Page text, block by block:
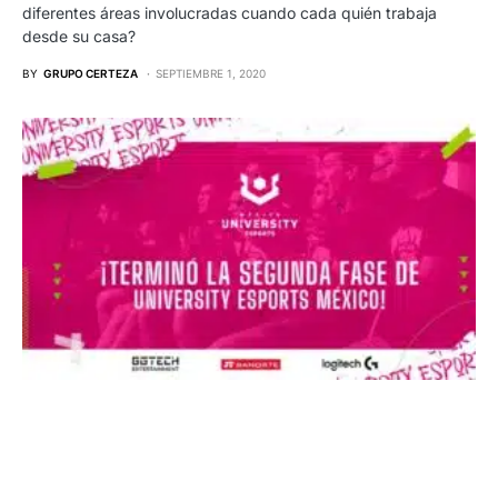
diferentes áreas involucradas cuando cada quién trabaja
desde su casa?
BY GRUPO CERTEZA SEPTIEMBRE 1, 2020